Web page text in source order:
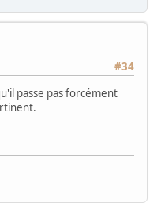
#34
passe pas forcément